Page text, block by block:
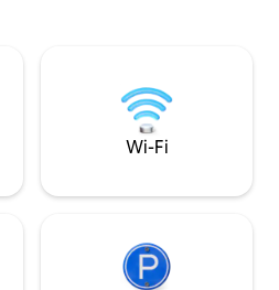
- no local
km Cameron
- 2,5 km
10 minutos
durante todo o
jantar no deck;
aquecimento perto
maravilhosas
Wi-Fi